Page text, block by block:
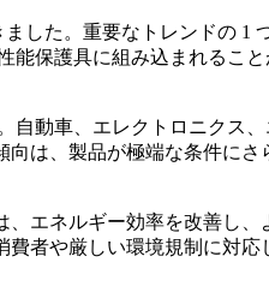
した。重要なトレンドの 1
保護具に組み込まれるこ
動車、エレクトロニクス
は、製品が極端な条件に
エネルギー効率を改善し
者や厳しい環境規制に対